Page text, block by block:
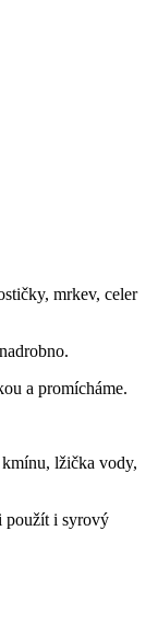
mrkev, celer
a promícháme.
lžička vody,
použít i syrový